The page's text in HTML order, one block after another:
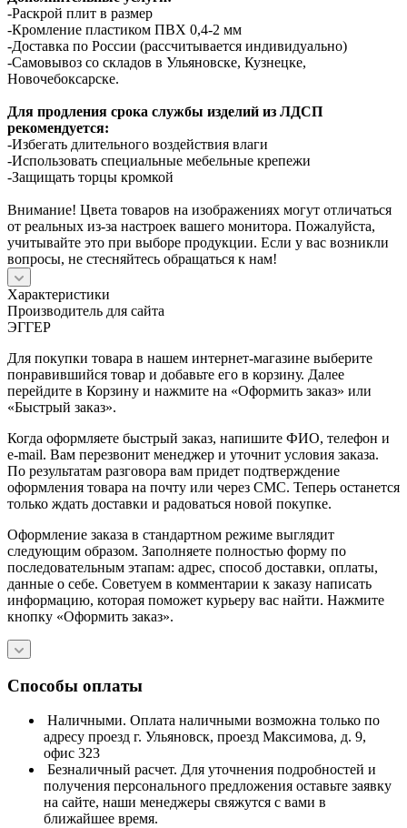
-Раскрой плит в размер
-Кромление пластиком ПВХ 0,4-2 мм
-Доставка по России (рассчитывается индивидуально)
-Самовывоз со складов в Ульяновске, Кузнецке,
Новочебоксарске.
Для продления срока службы изделий из ЛДСП
рекомендуется:
-Избегать длительного воздействия влаги
-Использовать специальные мебельные крепежи
-Защищать торцы кромкой
Внимание! Цвета товаров на изображениях могут отличаться
от реальных из-за настроек вашего монитора. Пожалуйста,
учитывайте это при выборе продукции. Если у вас возникли
вопросы, не стесняйтесь обращаться к нам!
Характеристики
Производитель для сайта
ЭГГЕР
Для покупки товара в нашем интернет-магазине выберите
понравившийся товар и добавьте его в корзину. Далее
перейдите в Корзину и нажмите на «Оформить заказ» или
«Быстрый заказ».
Когда оформляете быстрый заказ, напишите ФИО, телефон и
e-mail. Вам перезвонит менеджер и уточнит условия заказа.
По результатам разговора вам придет подтверждение
оформления товара на почту или через СМС. Теперь останется
только ждать доставки и радоваться новой покупке.
Оформление заказа в стандартном режиме выглядит
следующим образом. Заполняете полностью форму по
последовательным этапам: адрес, способ доставки, оплаты,
данные о себе. Советуем в комментарии к заказу написать
информацию, которая поможет курьеру вас найти. Нажмите
кнопку «Оформить заказ».
Способы оплаты
Наличными. Оплата наличными возможна только по
адресу проезд г. Ульяновск, проезд Максимова, д. 9,
офис 323
Безналичный расчет. Для уточнения подробностей и
получения персонального предложения оставьте заявку
на сайте, наши менеджеры свяжутся с вами в
ближайшее время.